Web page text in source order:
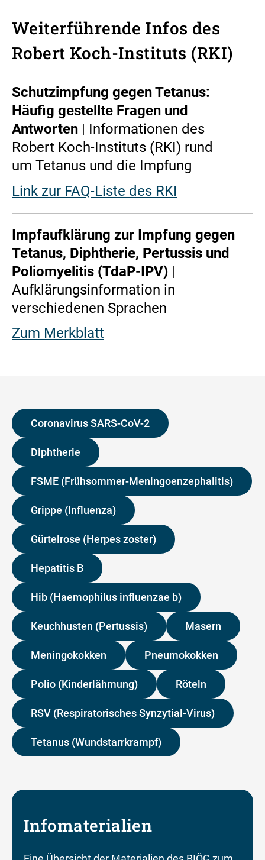
Weiterführende Infos des
Robert Koch-Instituts (RKI)
Schutzimpfung gegen Tetanus:
Häufig gestellte Fragen und
Antworten | Informationen des
Robert Koch-Instituts (RKI) rund
um Tetanus und die Impfung
Link zur FAQ-Liste des RKI
Impfaufklärung zur Impfung gegen
Tetanus, Diphtherie, Pertussis und
Poliomyelitis (TdaP-IPV) |
Aufklärungsinformation in
verschiedenen Sprachen
Zum Merkblatt
Coronavirus SARS-CoV-2
Diphtherie
FSME (Frühsommer-Meningoenzephalitis)
Grippe (Influenza)
Gürtelrose (Herpes zoster)
Hepatitis B
Hib (Haemophilus influenzae b)
Keuchhusten (Pertussis) Masern
Meningokokken Pneumokokken
Polio (Kinderlähmung) Röteln
RSV (Respiratorisches Synzytial-Virus)
Tetanus (Wundstarrkrampf)
Infomaterialien